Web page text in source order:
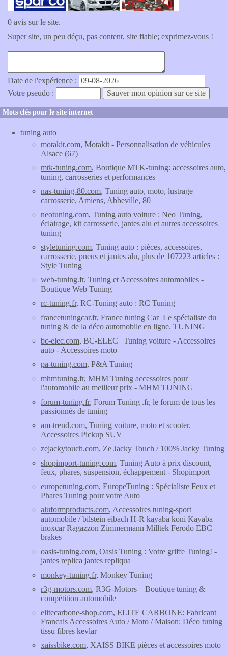
0 avis sur le site.
Super site, un peu déçu, pas content, site fiable; exprimez-vous !
Date de l'expérience :
Votre pseudo :
Mots clés pour le site internet
tuning auto
motakit.com, Motakit - Personnalisation de véhicules
Alsace (67)
mtk-tuning.com, Boutique MTK-tuning: accessoires auto,
tuning, carrosseries et performances
nas-tuning-80.com, Tuning auto, moto, lustrage
carrosserie, Amiens, Abbeville, 80
neotuning.com, Tuning auto voiture : Neo Tuning,
éclairage, kit carrosserie, jantes alu et autres accessoires
tuning
styletuning.com, Tuning auto : pièces, accessoires,
carrosserie, pneus et jantes alu, plus de 107223 articles :
Style Tuning
web-tuning.fr, Tuning et Accessoires automobiles -
Boutique Web Tuning
rc-tuning.fr, RC-Tuning auto : RC Tuning
francetuningcar.fr, France tuning Car_Le spécialiste du
tuning & de la déco automobile en ligne. TUNING
bc-elec.com, BC-ELEC | Tuning voiture - Accessoires
auto - Accessoires moto
pa-tuning.com, P&A Tuning
mhmtuning.fr, MHM Tuning accessoires pour
l'automobile au meilleur prix - MHM TUNING
forum-tuning.fr, Forum Tuning .fr, le forum de tous les
passionnés de tuning
am-trend.com, Tuning voiture, moto et scooter.
Accessoires Pickup SUV
zejackytouch.com, Ze Jacky Touch / 100% Jacky Tuning
shopimport-tuning.com, Tuning Auto à prix discount,
feux, phares, suspension, échappement - Shopimport
europetuning.com, EuropeTuning : Spécialiste Feux et
Phares Tuning pour votre Auto
aluformproducts.com, Accessoires tuning-sport
automobile / bilstein eibach H-R kayaba koni Kayaba
inoxcar Ragazzon Zimmermann Milltek Ferodo EBC
brakes
oasis-tuning.com, Oasis Tuning : Votre griffe Tuning! -
jantes replica jantes repliqua
monkey-tuning.fr, Monkey Tuning
r3g-motors.com, R3G-Motors – Boutique tuning &
compétition automobile
elitecarbone-shop.com, ELITE CARBONE: Fabricant
Francais Accessoires Auto / Moto / Maison: Déco tuning
tissu fibres kevlar
xaissbike.com, XAISS BIKE pièces et accessoires moto